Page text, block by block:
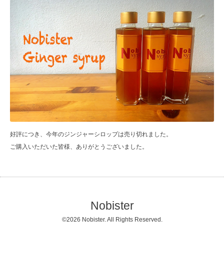
好評につき、今年のジンジャーシロップは売り切れました。
ご購入いただいた皆様、ありがとうございました。
Nobister
©2026 Nobister. All Rights Reserved.